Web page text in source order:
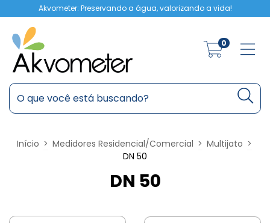
Akvometer: Preservando a água, valorizando a vida!
0
Início > Medidores Residencial/Comercial > Multijato >
DN 50
DN 50